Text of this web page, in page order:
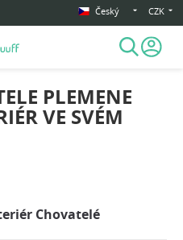
Český CZK
PLEMENE
VE SVÉM
Chovatelé